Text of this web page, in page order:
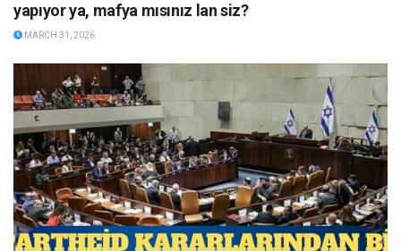
yapıyor ya, mafya mısınız lan siz?
MARCH 31, 2026